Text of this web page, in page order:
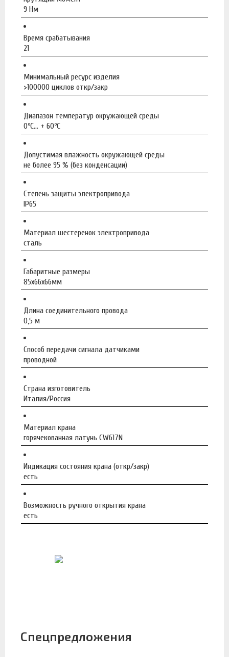
9 Нм
Время срабатывания
21
Минимальный ресурс изделия
>100000 циклов откр/закр
Диапазон температур окружающей среды
0ºС... + 60ºС
Допустимая влажность окружающей среды
не более 95 % (без конденсации)
Степень защиты электропривода
IP65
Материал шестеренок электропривода
сталь
Габаритные размеры
85x66x66мм
Длина соединительного провода
0,5 м
Способ передачи сигнала датчиками
проводной
Страна изготовитель
Италия/Россия
Материал крана
горячекованная латунь CW617N
Индикация состояния крана (откр/закр)
есть
Возможность ручного открытия крана
есть
Спецпредложения